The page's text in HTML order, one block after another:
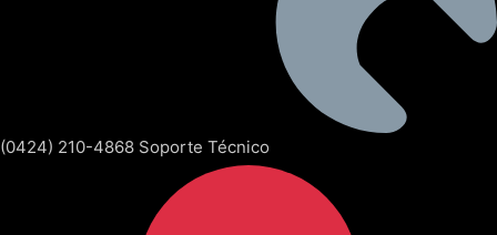
(0424) 210-4868 Soporte Técnico